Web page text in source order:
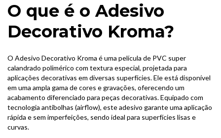
O que é o Adesivo
Decorativo Kroma?
O Adesivo Decorativo Kroma é uma película de PVC super
calandrado polimérico com textura especial, projetada para
aplicações decorativas em diversas superfícies. Ele está disponível
em uma ampla gama de cores e gravações, oferecendo um
acabamento diferenciado para peças decorativas. Equipado com
tecnologia antibolhas (airflow), este adesivo garante uma aplicação
rápida e sem imperfeições, sendo ideal para superfícies lisas e
curvas.